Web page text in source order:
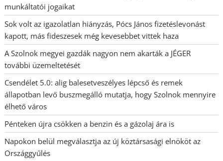
munkáltatói jogaikat
Sok volt az igazolatlan hiányzás, Pócs János fizetéslevonást
kapott, más fideszesek még kevesebbet vittek haza
A Szolnok megyei gazdák nagyon nem akarták a JÉGER
további üzemeltetését
Csendélet 5.0: alig balesetveszélyes lépcső és remek
állapotban levő buszmegálló mutatja, hogy Szolnok mennyire
élhető város
Pénteken újra csökken a benzin és a gázolaj ára is
Napokon belül megválasztja az új köztársasági elnököt az
Országgyűlés